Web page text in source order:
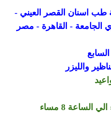
طب اسنان القصر العيني -
الجامعة - القاهرة - مصر
السابع
والليزر